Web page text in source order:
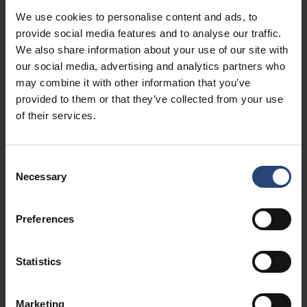
We use cookies to personalise content and ads, to
provide social media features and to analyse our traffic.
We also share information about your use of our site with
our social media, advertising and analytics partners who
may combine it with other information that you’ve
provided to them or that they’ve collected from your use
of their services.
Selection
Necessary
Preferences
Statistics
Marketing
wurde in einer chinesischen Bar Karaoke gesungen. Die
Schulung hat mir die Augen geöffnet, wie viel es über unsere
Produkte und Dienstleistungen zu lernen gibt. Außerdem konnte
ich ein wertvolles globales Netzwerk mit den Ausbildern und
anderen Kollegen aufbauen.
Ich liebe die Zusammenarbeit mit unseren lokalen Teams, die
Kollegen in Asien, Europa und Nord- und Südamerika, arbeite
gemeinsam an herausfordernden Projekten und schaffe
globalen Umfeld mit hochtalentierten Menschen und